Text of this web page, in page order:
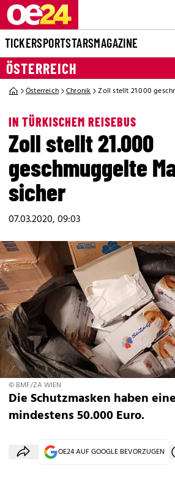
TICKERSPORTSTARSMAGAZINE
ÖSTERREICH
Österreich Chronik Zoll stellt 21.000
IN TÜRKISCHEM REISEBUS
Zoll stellt 21.000
geschmuggelte
sicher
07.03.2020, 09:03
© BMF/ZA WIEN
Die Schutzmasken haben
mindestens 50.000 Euro.
OE24 AUF GOOGLE BEVORZUGEN